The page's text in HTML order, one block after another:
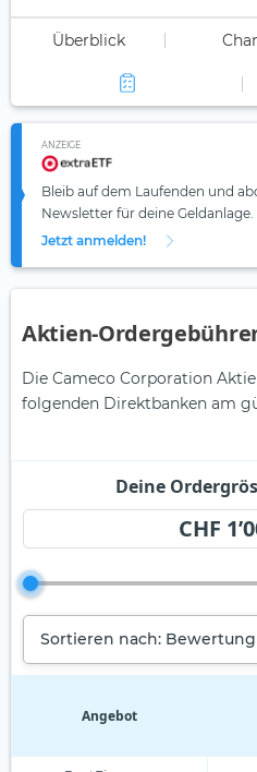
Überblick
ANZEIGE
Bleib auf dem Laufenden und
Newsletter für deine Geldanlage.
Jetzt anmelden!
Aktien-
Die Cameco Corporation
folgenden Direktbanken am
Deine
CHF
Sortieren nach: Bewertung
Angebot